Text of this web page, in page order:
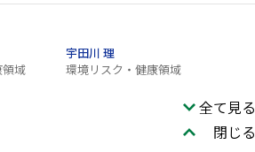
域
宇田川 理
環境リスク・健康領域
全て見る
閉じる